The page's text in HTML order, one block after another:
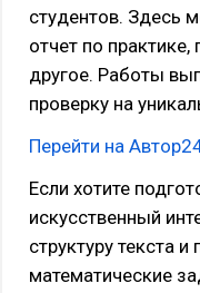
студентов. Здесь
отчет по
другое. Работы
проверку на
Перейти на
Если хотите
искусственный
структуру текста
математические